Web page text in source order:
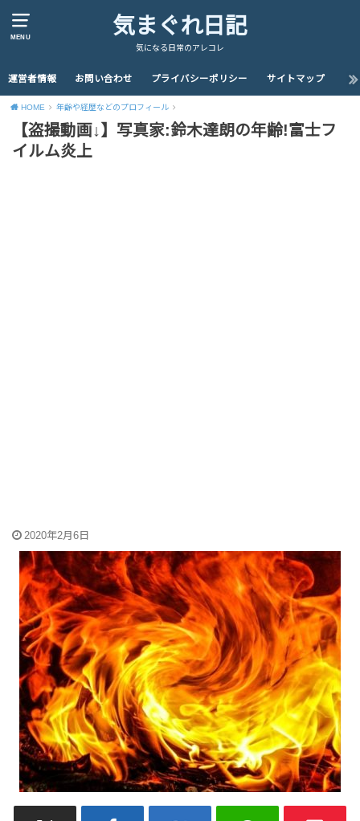
MENU 気まぐれ日記
気になる日常のアレコレ
運営者情報 お問い合わせ プライバシーポリシー サイトマップ
HOME 年齢や経歴などのプロフィール
【盗撮動画↓】写真家:鈴木達朗の年齢!富士フ
イルム炎上
2020年2月6日